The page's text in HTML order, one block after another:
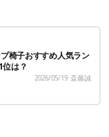
椅子おすすめ人気ラン
位は？
2026/05/19 斎藤誠